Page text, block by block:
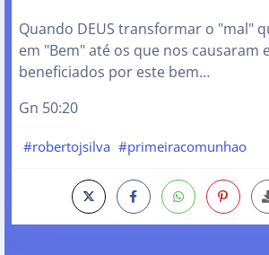
Quando DEUS transformar o "mal"
em "Bem" até os que nos causaram
beneficiados por este bem…
Gn 50:20
#robertojsilva #primeiracomunhao